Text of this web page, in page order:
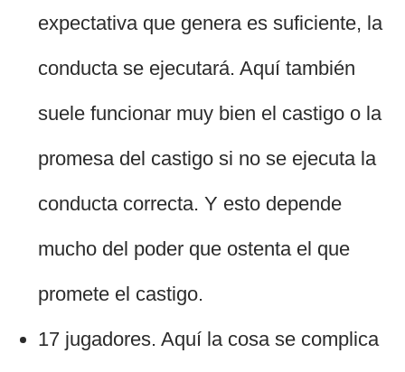
expectativa que genera es suficiente, la
conducta se ejecutará. Aquí también
suele funcionar muy bien el castigo o la
promesa del castigo si no se ejecuta la
conducta correcta. Y esto depende
mucho del poder que ostenta el que
promete el castigo.
17 jugadores. Aquí la cosa se complica